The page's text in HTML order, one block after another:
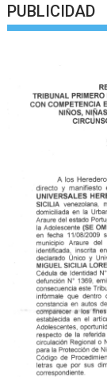
PUBLICIDAD